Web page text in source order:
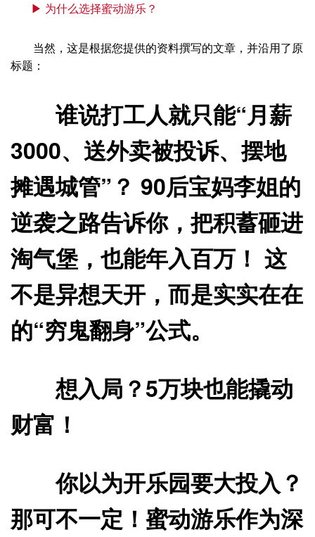
▶ 为什么选择蜜动游乐？
当然，这是根据您提供的资料撰写的文章，并沿用了原
标题：
谁说打工人就只能“月薪
3000、送外卖被投诉、摆地
摊遇城管”？ 90后宝妈李姐的
逆袭之路告诉你，把积蓄砸进
淘气堡，也能年入百万！ 这
不是异想天开，而是实实在在
的“穷鬼翻身”公式。
想入局？5万块也能撬动
财富！
你以为开乐园要大投入？
那可不一定！蜜动游乐作为深